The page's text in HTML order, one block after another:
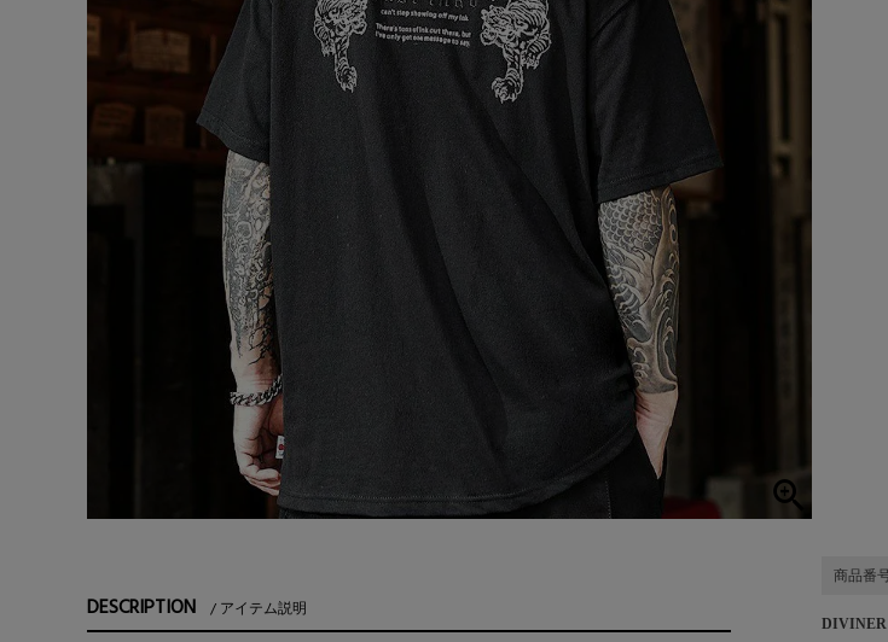
DESCRIPTION アイテム説明
商品番
DIVINER